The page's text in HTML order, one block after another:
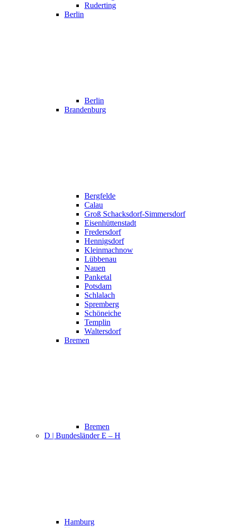
Ruderting
Berlin
Berlin
Brandenburg
Bergfelde
Calau
Groß Schacksdorf-Simmersdorf
Eisenhüttenstadt
Fredersdorf
Hennigsdorf
Kleinmachnow
Lübbenau
Nauen
Panketal
Potsdam
Schlalach
Spremberg
Schöneiche
Templin
Waltersdorf
Bremen
Bremen
D | Bundesländer E – H
Hamburg